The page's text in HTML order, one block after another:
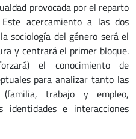
provocada por el reparto
acercamiento a las dos
sociología del género será el
y centrará el primer bloque.
el conocimiento de
para analizar tanto las
trabajo y empleo,
identidades e interacciones